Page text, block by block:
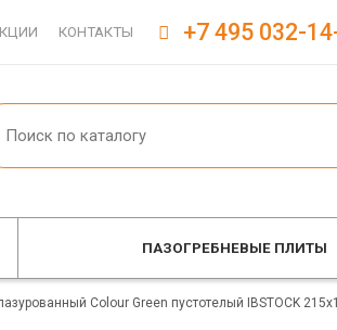
КОНТАКТЫ +7 495 032-
ПАЗОГРЕБНЕВЫЕ ПЛИТЫ
Colour Green пустотелый IBSTOCK